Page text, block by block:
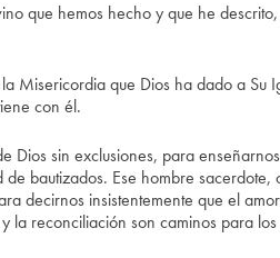
que hemos hecho y que he
Misericordia que Dios ha dado a Su
con él.
Dios sin exclusiones, para
bautizados. Ese hombre
decirnos insistentemente que el
la reconciliación son caminos para los